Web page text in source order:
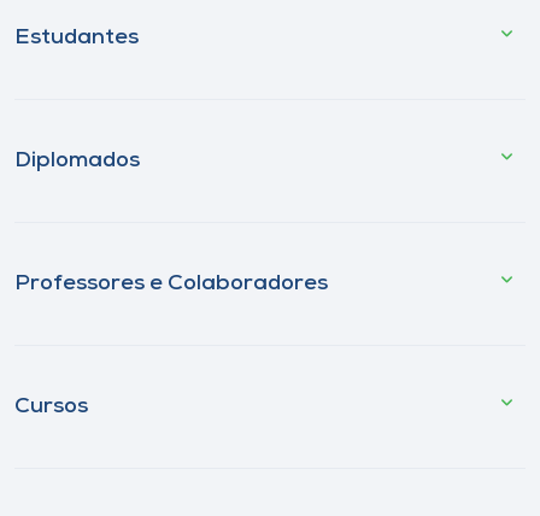
Estudantes
Diplomados
Professores e Colaboradores
Cursos